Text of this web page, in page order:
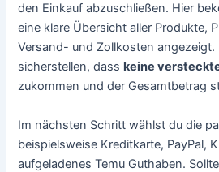
den Einkauf abzuschließen. Hier
eine klare Übersicht aller Produkte,
Versand- und Zollkosten angezeigt.
sicherstellen, dass keine
zukommen und der Gesamtbetrag
Im nächsten Schritt wählst du die
beispielsweise Kreditkarte, PayPal,
aufgeladenes Temu Guthaben.